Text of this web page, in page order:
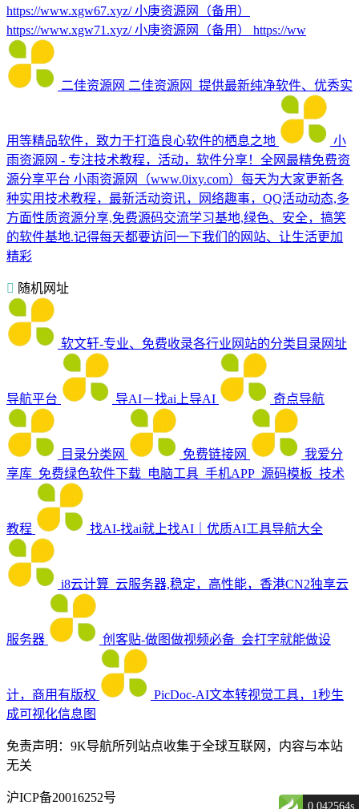
https://www.xgw67.xyz/ 小庚资源网（备用）
https://www.xgw71.xyz/ 小庚资源网（备用） https://ww
二佳资源网 二佳资源网_提供最新纯净软件、优秀实
用等精品软件，致力于打造良心软件的栖息之地
小
雨资源网 - 专注技术教程，活动，软件分享！全网最精免费资
源分享平台 小雨资源网（www.0ixy.com）每天为大家更新各
种实用技术教程，最新活动资讯，网络趣事，QQ活动动态,多
方面性质资源分享,免费源码交流学习基地,绿色、安全，搞笑
的软件基地.记得每天都要访问一下我们的网站、让生活更加
精彩
随机网址
软文轩-专业、免费收录各行业网站的分类目录网址
导航平台 导AI－找ai上导AI 奇点导航
目录分类网 免费链接网
我爱分
享库_免费绿色软件下载_电脑工具_手机APP_源码模板_技术
教程 找AI-找ai就上找AI｜优质AI工具导航大全
i8云计算_云服务器,稳定，高性能，香港CN2独享云
服务器 创客贴-做图做视频必备_会打字就能做设
计，商用有版权
PicDoc-AI文本转视觉工具，1秒生
成可视化信息图
免责声明：9K导航所列站点收集于全球互联网，内容与本站
无关
沪ICP备20016252号
0.042564s